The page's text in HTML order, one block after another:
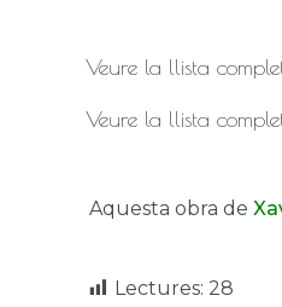
Veure la llista
Veure la llista
Aquesta obra de
Lectures: 28